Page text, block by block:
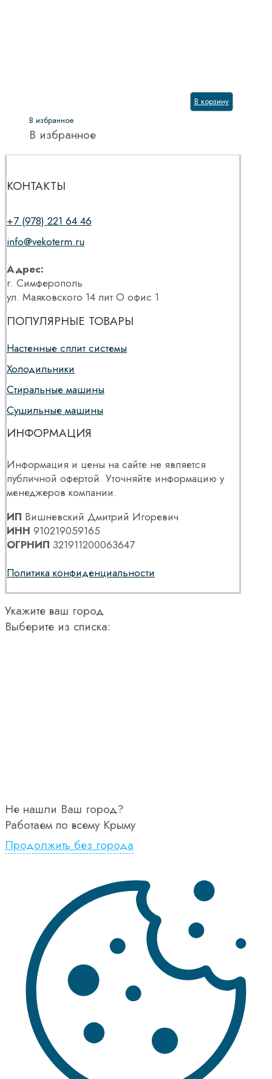
В корзину
В избранное
В избранное
КОНТАКТЫ
+7 (978) 221 64 46
info@vekoterm.ru
Адрес:
г. Симферополь
ул. Маяковского 14 лит О офис 1
ПОПУЛЯРНЫЕ ТОВАРЫ
Настенные сплит системы
Холодильники
Стиральные машины
Сушильные машины
ИНФОРМАЦИЯ
Информация и цены на сайте не является
публичной офертой. Уточняйте информацию у
менеджеров компании.
ИП Вишневский Дмитрий Игоревич
ИНН 910219059165
ОГРНИП 321911200063647
Политика конфиденциальности
Укажите ваш город
Выберите из списка:
Не нашли Ваш город?
Работаем по всему Крыму
Продолжить без города